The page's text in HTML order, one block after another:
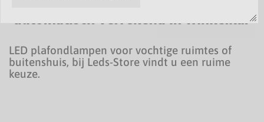
LED plafondlampen voor vochtige ruimtes of
buitenshuis, bij Leds-Store vindt u een ruime
keuze.